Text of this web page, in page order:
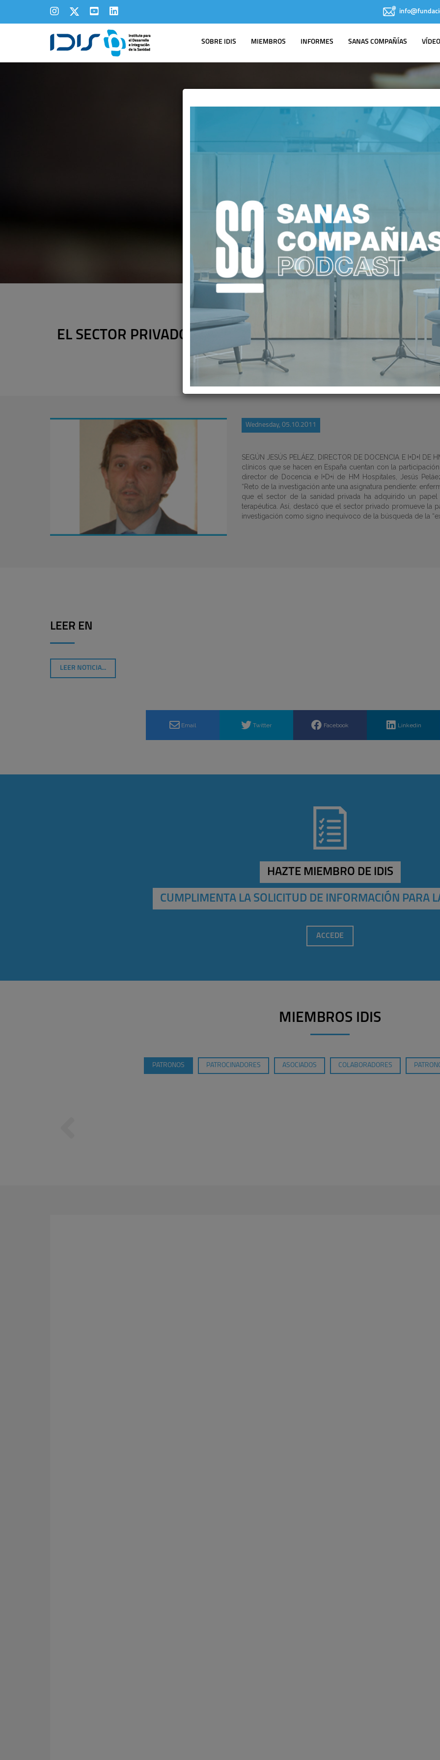
SOBRE IDIS MIEMBROS INFORMES SANAS COMPAÑÍAS
IDIS EN LOS MEDIOS
EL SECTOR PRIVADO ADQUIERE UN PAPEL
LA NUEVA TERAPÉUTICA
Wednesday, 05.10.2011
SEGÚN JESÚS PELÁEZ, DIRECTOR DE DOCENCIA E I+D+I
clínicos que se hacen en España cuentan con la
director de Docencia e I+D+i de HM Hospitales, Jesús
“Reto de la investigación ante una asignatura pendiente:
que el sector de la sanidad privada ha adquirido un
terapéutica. Así, destacó que el sector privado promueve la
investigación como signo inequívoco de la búsqueda de la
LEER EN
LEER NOTICIA...
Email Twitter Facebook Linkedin
HAZTE MIEMBRO DE IDIS
CUMPLIMENTA LA SOLICITUD DE INFORMACIÓN PARA
ACCEDE
MIEMBROS IDIS
PATRONOS PATROCINADORES ASOCIADOS COLABORADORES